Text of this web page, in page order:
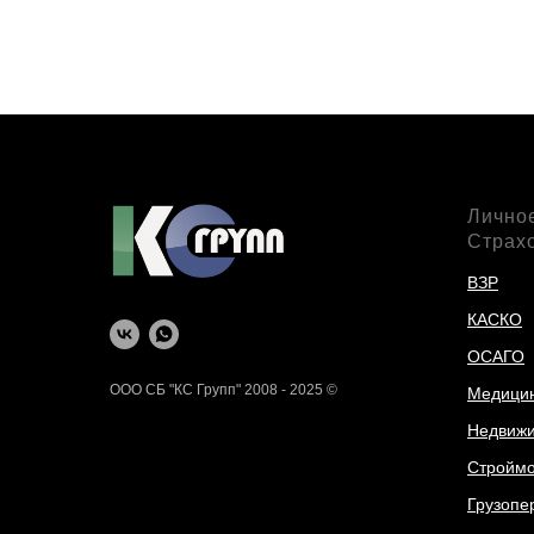
ООО СБ "КС Групп" 2008 - 2025 ©
ВЗР
КАСКО
ОСАГО